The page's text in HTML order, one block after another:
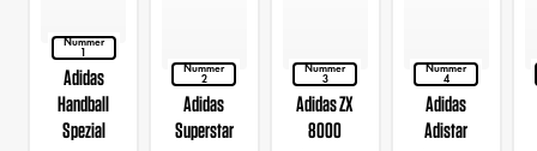
Nummer
1
Adidas
Handball
Spezial
Nummer
2
Adidas
Superstar
Nummer
3
Adidas ZX
8000
Nummer
4
Adidas
Adistar